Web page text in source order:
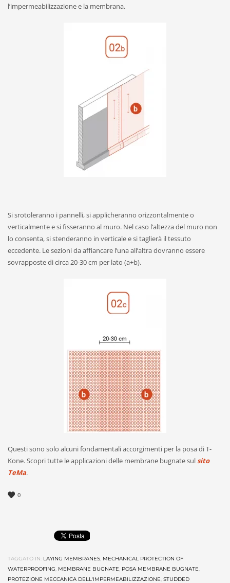
l’impermeabilizzazione e la membrana.
Si srotoleranno i pannelli, si applicheranno orizzontalmente o
verticalmente e si fisseranno al muro. Nel caso l’altezza del muro non
lo consenta, si stenderanno in verticale e si taglierà il tessuto
eccedente. Le sezioni da affiancare l’una all’altra dovranno essere
sovrapposte di circa 20-30 cm per lato (a+b).
Questi sono solo alcuni fondamentali accorgimenti per la posa di T-
Kone. Scopri tutte le applicazioni delle membrane bugnate sulsito
TeMa.
0
TAGGATO IN: LAYING MEMBRANES MECHANICAL PROTECTION OF
WATERPROOFING MEMBRANE BUGNATE POSA MEMBRANE BUGNATE
PROTEZIONE MECCANICA DELL'IMPERMEABILIZZAZIONE STUDDED